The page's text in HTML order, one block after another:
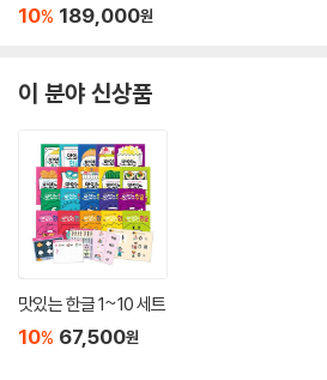
10% 189,000원
이 분야 신상품
맛있는 한글 1~10 세트
10% 67,500원